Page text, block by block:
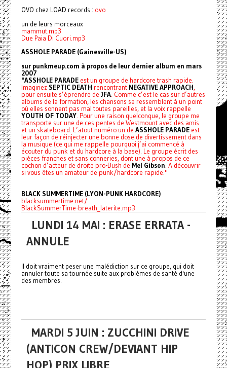
OVO chez LOAD records : ovo
un de leurs morceaux
mammut.mp3
Due Paia Di Cuori.mp3
ASSHOLE PARADE (Gainesville-US)
sur punkmeup.com à propos de leur dernier album en mars
2007
"ASSHOLE PARADEest un groupe de hardcore trash rapide.
Imaginez SEPTIC DEATH rencontrant NEGATIVE APPROACH,
pour ensuite s’éprendre de JFA. Comme c’est le cas sur d’autres
albums de la formation, les chansons se ressemblent à un point
où elles sonnent pas mal toutes pareilles, et la voix rappelle
YOUTH OF TODAY. Pour une raison quelconque, le groupe me
transporte sur une de ces pentes de Westmount avec des amis
et un skateboard. L’atout numéro un de ASSHOLE PARADEest
leur façon de réinjecter une bonne dose de divertissement dans
la musique (ce qui me rappelle pourquoi j’ai commencé à
écouter du punk et du hardcore à la base). Le groupe écrit des
pièces franches et sans conneries, dont une à propos de ce
cochon d’acteur de droite pro-Bush de Mel Gibson. À découvrir
si vous êtes un amateur de punk/hardcore rapide."
BLACK SUMMERTIME (LYON-PUNK HARDCORE)
blacksummertime.net/
BlackSummerTime-breath_laterite.mp3
LUNDI 14 MAI : ERASE ERRATA -
ANNULE
Il doit vraiment peser une malédiction sur ce groupe, qui doit
annuler toute sa tournée suite aux problèmes de santé d'une
des membres.
MARDI 5 JUIN : ZUCCHINI DRIVE
(ANTICON CREW/DEVIANT HIP
HOP) PRIX LIBRE